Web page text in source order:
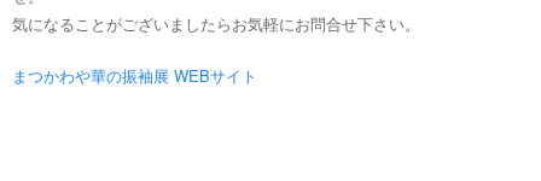
気になることがございましたらお気軽にお問合せ下さい。
まつかわや華の振袖展 WEBサイト